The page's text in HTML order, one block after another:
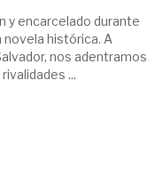
y encarcelado durante
histórica. A
nos adentramos
...